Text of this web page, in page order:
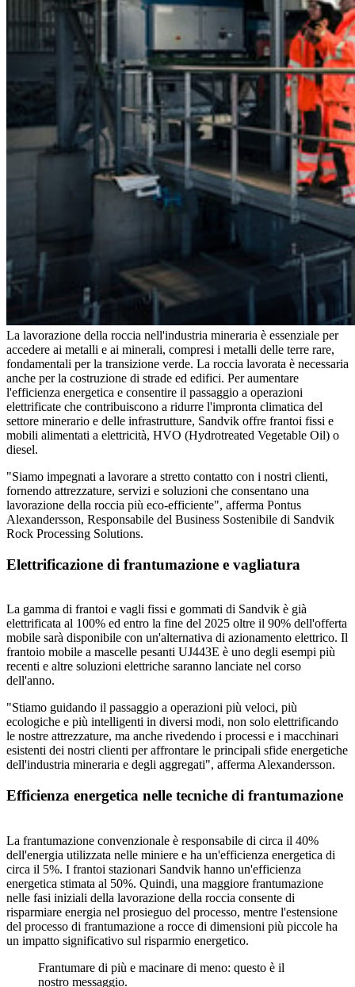
La lavorazione della roccia nell'industria mineraria è essenziale per
accedere ai metalli e ai minerali, compresi i metalli delle terre rare,
fondamentali per la transizione verde. La roccia lavorata è necessaria
anche per la costruzione di strade ed edifici. Per aumentare
l'efficienza energetica e consentire il passaggio a operazioni
elettrificate che contribuiscono a ridurre l'impronta climatica del
settore minerario e delle infrastrutture, Sandvik offre frantoi fissi e
mobili alimentati a elettricità, HVO (Hydrotreated Vegetable Oil) o
diesel.
"Siamo impegnati a lavorare a stretto contatto con i nostri clienti,
fornendo attrezzature, servizi e soluzioni che consentano una
lavorazione della roccia più eco-efficiente", afferma Pontus
Alexandersson, Responsabile del Business Sostenibile di Sandvik
Rock Processing Solutions.
Elettrificazione di frantumazione e vagliatura
La gamma di frantoi e vagli fissi e gommati di Sandvik è già
elettrificata al 100% ed entro la fine del 2025 oltre il 90% dell'offerta
mobile sarà disponibile con un'alternativa di azionamento elettrico. Il
frantoio mobile a mascelle pesanti UJ443E è uno degli esempi più
recenti e altre soluzioni elettriche saranno lanciate nel corso
dell'anno.
"Stiamo guidando il passaggio a operazioni più veloci, più
ecologiche e più intelligenti in diversi modi, non solo elettrificando
le nostre attrezzature, ma anche rivedendo i processi e i macchinari
esistenti dei nostri clienti per affrontare le principali sfide energetiche
dell'industria mineraria e degli aggregati", afferma Alexandersson.
Efficienza energetica nelle tecniche di frantumazione
La frantumazione convenzionale è responsabile di circa il 40%
dell'energia utilizzata nelle miniere e ha un'efficienza energetica di
circa il 5%. I frantoi stazionari Sandvik hanno un'efficienza
energetica stimata al 50%. Quindi, una maggiore frantumazione
nelle fasi iniziali della lavorazione della roccia consente di
risparmiare energia nel prosieguo del processo, mentre l'estensione
del processo di frantumazione a rocce di dimensioni più piccole ha
un impatto significativo sul risparmio energetico.
Frantumare di più e macinare di meno: questo è il
nostro messaggio.